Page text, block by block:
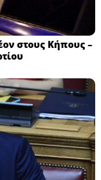
στους Κήπους –